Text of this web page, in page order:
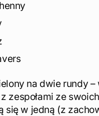
na dwie rundy
zespołami ze
się w jedną (z